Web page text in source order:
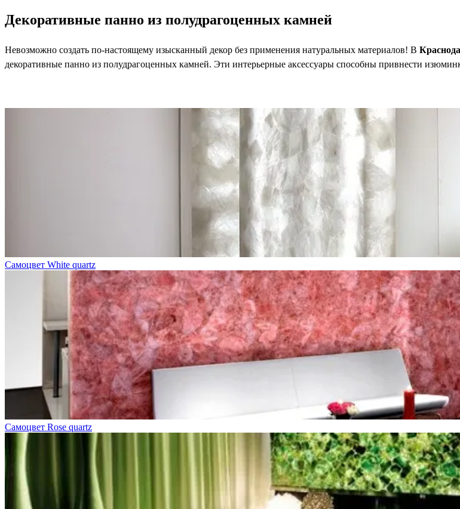
Декоративные панно из полудрагоценных камней
Невозможно создать по-настоящему изысканный декор без применения натуральных материалов! В
декоративные панно из полудрагоценных камней. Эти интерьерные аксессуары способны привнести
Самоцвет White quartz
Самоцвет Rose quartz